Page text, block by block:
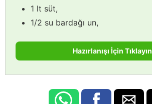
1 lt süt,
1/2 su bardağı un,
Hazırlanışı İçin Tıklayın